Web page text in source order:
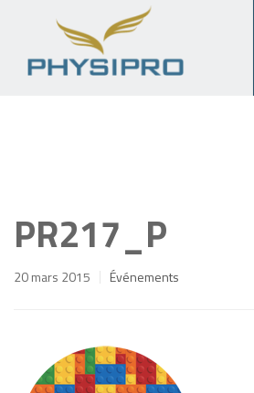
PR217_P
20 mars 2015 Événements